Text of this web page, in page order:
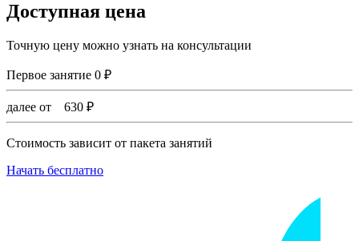
Доступная цена
Точную цену можно узнать на консультации
Первое занятие 0 ₽
далее от 630 ₽
Стоимость зависит от пакета занятий
Начать бесплатно